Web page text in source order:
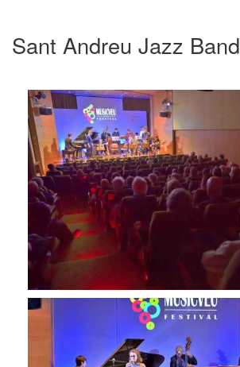
Sant Andreu Jazz Band